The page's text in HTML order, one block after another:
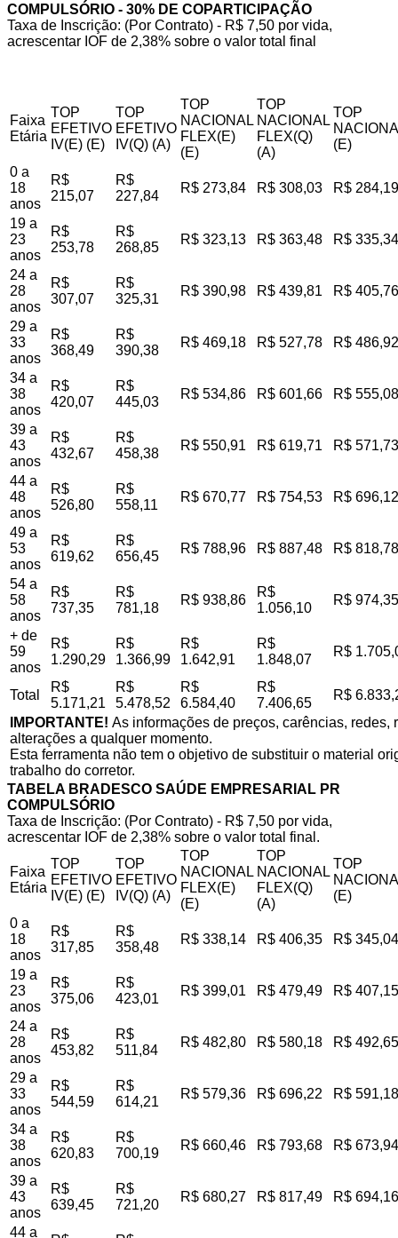
COMPULSÓRIO - 30% DE COPARTICIPAÇÃO
Taxa de Inscrição: (Por Contrato) - R$ 7,50 por vida,
acrescentar IOF de 2,38% sobre o valor total final
Faixa
Etária
TOP
EFETIVO
IV(E) (E)
TOP
EFETIVO
IV(Q) (A)
TOP
NACIONAL
FLEX(E)
(E)
TOP
NACIONAL
FLEX(Q)
(A)
TOP
(E)
0 a
18
anos
R$
215,07
R$
227,84
R$ 273,84 R$ 308,03 R$ 284,19
19 a
23
anos
R$
253,78
R$
268,85
R$ 323,13 R$ 363,48 R$ 335,34
24 a
28
anos
R$
307,07
R$
325,31
R$ 390,98 R$ 439,81 R$ 405,76
29 a
33
anos
R$
368,49
R$
390,38
R$ 469,18 R$ 527,78 R$ 486,92
34 a
38
anos
R$
420,07
R$
445,03
R$ 534,86 R$ 601,66 R$ 555,08
39 a
43
anos
R$
432,67
R$
458,38
R$ 550,91 R$ 619,71 R$ 571,73
44 a
48
anos
R$
526,80
R$
558,11
R$ 670,77 R$ 754,53 R$ 696,12
49 a
53
anos
R$
619,62
R$
656,45
R$ 788,96 R$ 887,48 R$ 818,78
54 a
58
anos
R$
737,35
R$
781,18
R$ 938,86
R$
1.056,10
R$ 974,35
+ de
59
anos
R$
1.290,29
R$
1.366,99
R$
1.642,91
R$
1.848,07
R$
Total
R$
5.171,21
R$
5.478,52
R$
6.584,40
R$
7.406,65
R$
IMPORTANTE! As informações de preços, carências,
alterações a qualquer momento.
Esta ferramenta não tem o objetivo de substituir o material
trabalho do corretor.
TABELA BRADESCO SAÚDE EMPRESARIAL PR
COMPULSÓRIO
Taxa de Inscrição: (Por Contrato) - R$ 7,50 por vida,
acrescentar IOF de 2,38% sobre o valor total final.
Faixa
Etária
TOP
EFETIVO
IV(E) (E)
TOP
EFETIVO
IV(Q) (A)
TOP
NACIONAL
FLEX(E)
(E)
TOP
NACIONAL
FLEX(Q)
(A)
TOP
(E)
0 a
18
anos
R$
317,85
R$
358,48
R$ 338,14 R$ 406,35 R$ 345,04
19 a
23
anos
R$
375,06
R$
423,01
R$ 399,01 R$ 479,49 R$ 407,15
24 a
28
anos
R$
453,82
R$
511,84
R$ 482,80 R$ 580,18 R$ 492,65
29 a
33
anos
R$
544,59
R$
614,21
R$ 579,36 R$ 696,22 R$ 591,18
34 a
38
anos
R$
620,83
R$
700,19
R$ 660,46 R$ 793,68 R$ 673,94
39 a
43
anos
R$
639,45
R$
721,20
R$ 680,27 R$ 817,49 R$ 694,16
44 a